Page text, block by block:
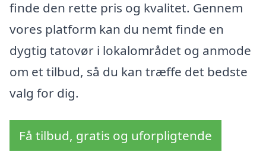
finde den rette pris og kvalitet. Gennem
vores platform kan du nemt finde en
dygtig tatovør i lokalområdet og anmode
om et tilbud, så du kan træffe det bedste
valg for dig.
Få tilbud, gratis og uforpligtende